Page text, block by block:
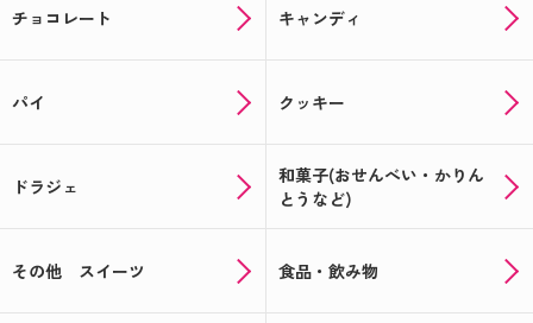
チョコレート キャンディ
パイ クッキー
ドラジェ
和菓子(おせんべい・かりん
とうなど)
その他 スイーツ 食品・飲み物